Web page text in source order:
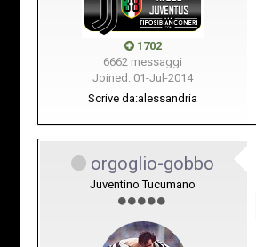
1702
6662 messaggi
Joined: 01-Jul-2014
Scrive da:alessandria
orgoglio-gobbo
Juventino Tucumano